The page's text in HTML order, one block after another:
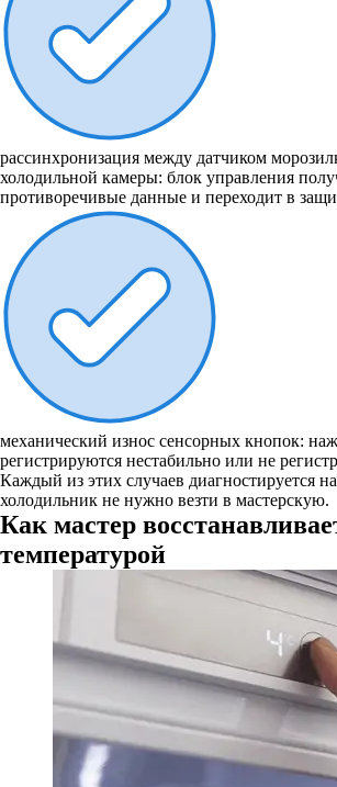
рассинхронизация между датчиком
холодильной камеры: блок управления
противоречивые данные и переходит в
механический износ сенсорных кнопок:
регистрируются нестабильно или не
Каждый из этих случаев диагностируется
холодильник не нужно везти в мастерскую.
Как мастер
температурой